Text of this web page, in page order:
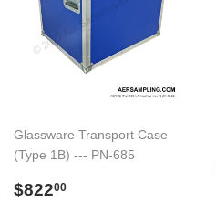
Glassware Transport Case
(Type 1B) --- PN-685
Preço
$82200